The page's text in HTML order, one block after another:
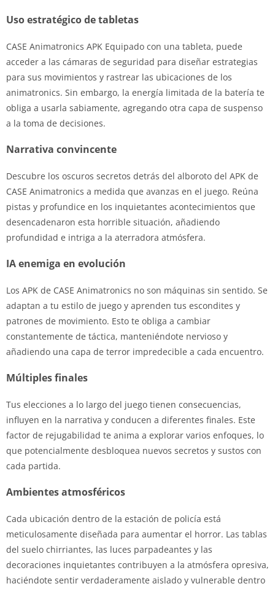
Uso estratégico de tabletas
CASE Animatronics APK Equipado con una tableta, puede
acceder a las cámaras de seguridad para diseñar estrategias
para sus movimientos y rastrear las ubicaciones de los
animatronics. Sin embargo, la energía limitada de la batería te
obliga a usarla sabiamente, agregando otra capa de suspenso
a la toma de decisiones.
Narrativa convincente
Descubre los oscuros secretos detrás del alboroto del APK de
CASE Animatronics a medida que avanzas en el juego. Reúna
pistas y profundice en los inquietantes acontecimientos que
desencadenaron esta horrible situación, añadiendo
profundidad e intriga a la aterradora atmósfera.
IA enemiga en evolución
Los APK de CASE Animatronics no son máquinas sin sentido. Se
adaptan a tu estilo de juego y aprenden tus escondites y
patrones de movimiento. Esto te obliga a cambiar
constantemente de táctica, manteniéndote nervioso y
añadiendo una capa de terror impredecible a cada encuentro.
Múltiples finales
Tus elecciones a lo largo del juego tienen consecuencias,
influyen en la narrativa y conducen a diferentes finales. Este
factor de rejugabilidad te anima a explorar varios enfoques, lo
que potencialmente desbloquea nuevos secretos y sustos con
cada partida.
Ambientes atmosféricos
Cada ubicación dentro de la estación de policía está
meticulosamente diseñada para aumentar el horror. Las tablas
del suelo chirriantes, las luces parpadeantes y las
decoraciones inquietantes contribuyen a la atmósfera opresiva,
haciéndote sentir verdaderamente aislado y vulnerable dentro